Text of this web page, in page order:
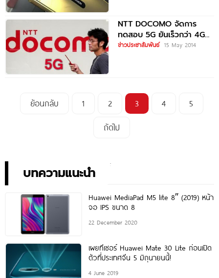
NTT DOCOMO จัดการ
ทดสอบ 5G ยันเร็วกว่า 4G
1,000 เท่า
ข่าวประชาสัมพันธ์ 15 May 2014
ย้อนกลับ 1 2 3 4
5
ถัดไป
บทความแนะนำ
Huawei MediaPad M5 lite 8″ (2019) หน้า
จอ IPS ขนาด 8
22 December 2020
เผยทีเซอร์ Huawei Mate 30 Lite ก่อนเปิด
ตัวที่ประเทศจีน 5 มิถุนายนนี้!
4 June 2019